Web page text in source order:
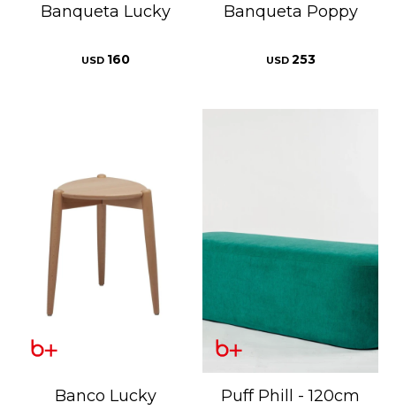
Banqueta Lucky
USD 160
Banqueta Poppy
USD 253
Banco Lucky Puff Phill - 120cm